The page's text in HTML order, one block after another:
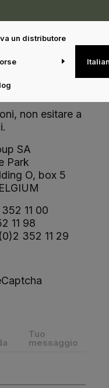
un distributore
non esitare a
SA
Park
O, box 5
11 00
11 98
352 11 29
Tuo
messaggio